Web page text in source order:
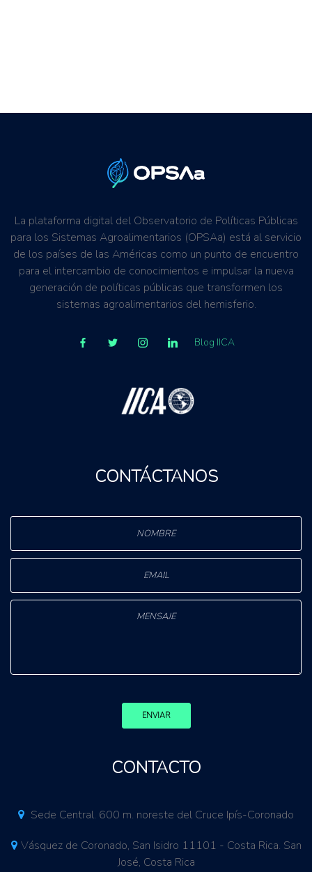
La plataforma digital del Observatorio de Políticas Públicas
para los Sistemas Agroalimentarios (OPSAa) está al servicio
de los países de las Américas como un punto de encuentro
para el intercambio de conocimientos e impulsar la nueva
generación de políticas públicas que transformen los
sistemas agroalimentarios del hemisferio.
Blog IICA
CONTÁCTANOS
ENVIAR
CONTACTO
Sede Central. 600 m. noreste del Cruce Ipís-Coronado
Vásquez de Coronado, San Isidro 11101 - Costa Rica. San
José, Costa Rica